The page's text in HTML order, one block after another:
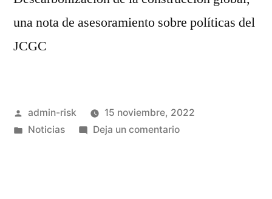
una nota de asesoramiento sobre políticas del
JCGC
admin-risk
15 noviembre, 2022
Noticias
Deja un comentario